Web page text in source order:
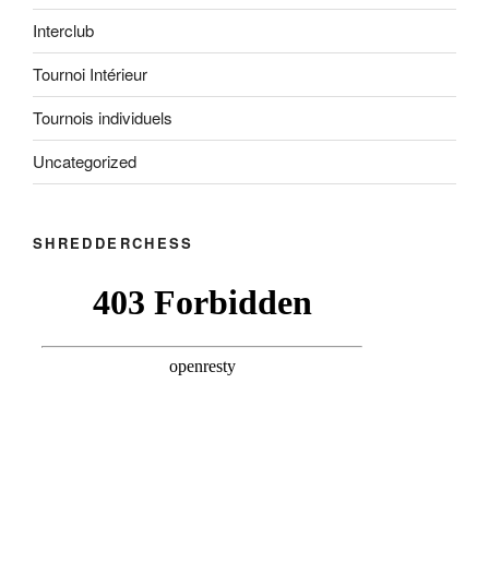
Interclub
Tournoi Intérieur
Tournois individuels
Uncategorized
SHREDDERCHESS